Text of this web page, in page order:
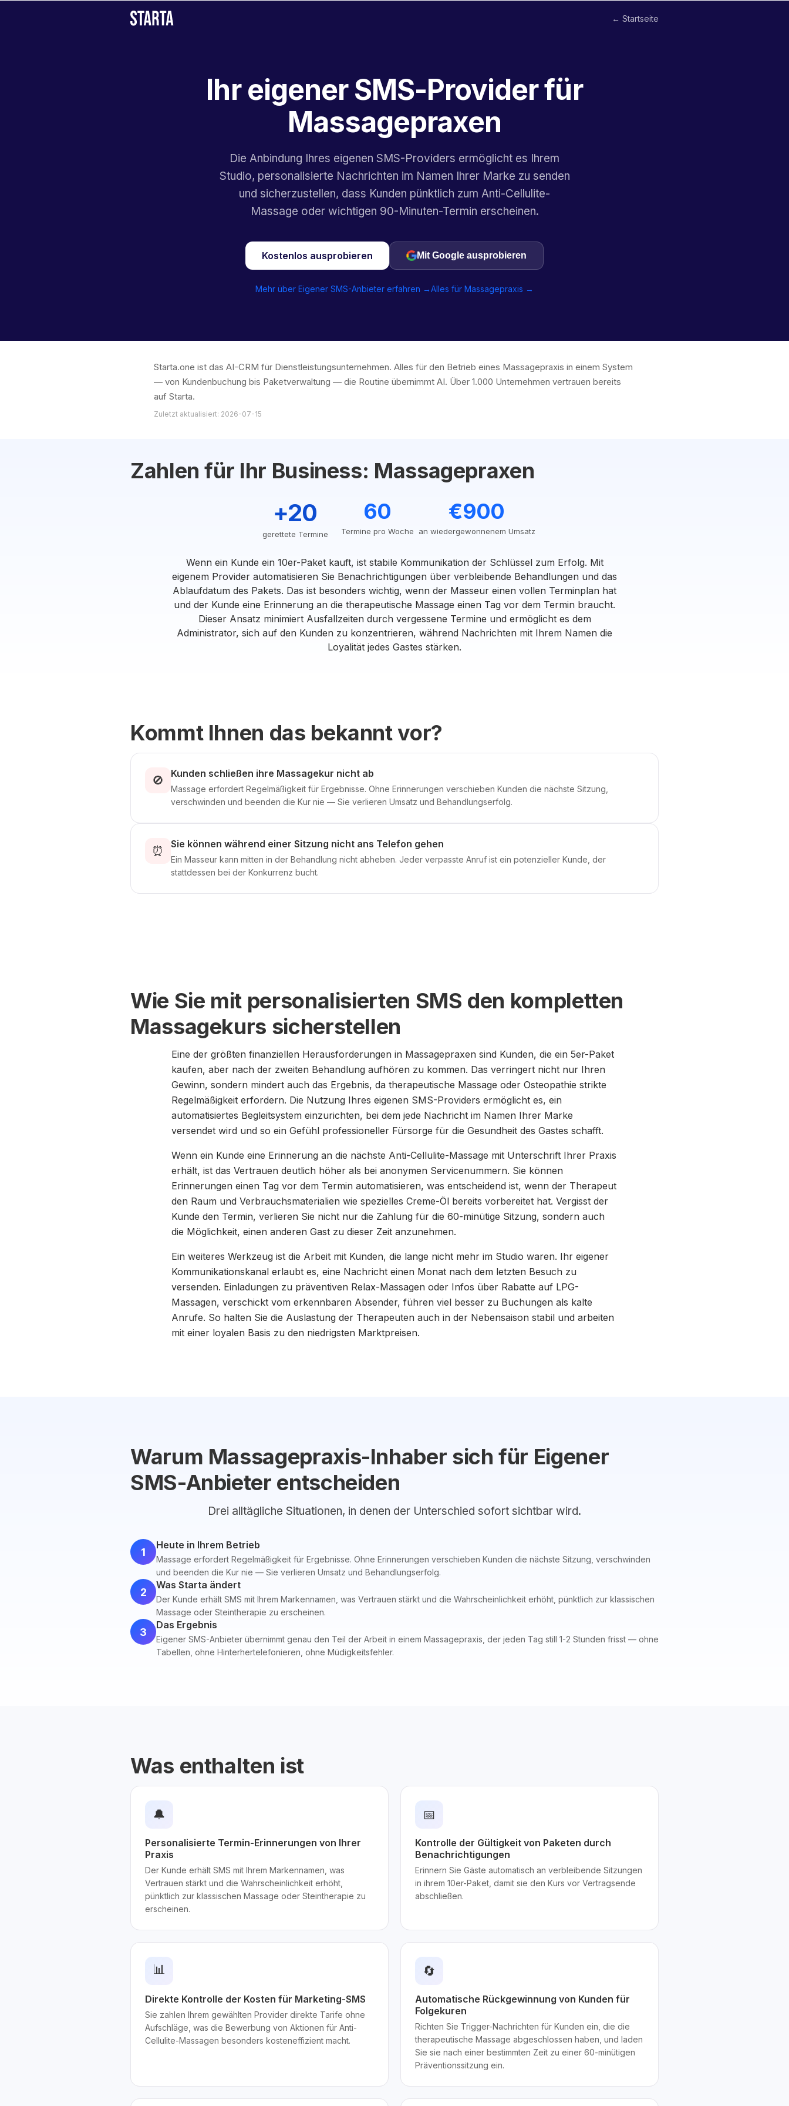
← Startseite
Ihr eigener SMS-Provider für
Massagepraxen
Die Anbindung Ihres eigenen SMS-Providers ermöglicht es Ihrem
Studio, personalisierte Nachrichten im Namen Ihrer Marke zu senden
und sicherzustellen, dass Kunden pünktlich zum Anti-Cellulite-
Massage oder wichtigen 90-Minuten-Termin erscheinen.
Kostenlos ausprobieren Mit Google ausprobieren
Mehr über Eigener SMS-Anbieter erfahren →Alles für Massagepraxis →
Starta.one ist das AI-CRM für Dienstleistungsunternehmen. Alles für den Betrieb eines Massagepraxis in einem System
— von Kundenbuchung bis Paketverwaltung — die Routine übernimmt AI. Über 1.000 Unternehmen vertrauen bereits
auf Starta.
Zuletzt aktualisiert: 2026-07-15
Zahlen für Ihr Business: Massagepraxen
+20
gerettete Termine
60
Termine pro Woche
€900
an wiedergewonnenem Umsatz
Wenn ein Kunde ein 10er-Paket kauft, ist stabile Kommunikation der Schlüssel zum Erfolg. Mit
eigenem Provider automatisieren Sie Benachrichtigungen über verbleibende Behandlungen und das
Ablaufdatum des Pakets. Das ist besonders wichtig, wenn der Masseur einen vollen Terminplan hat
und der Kunde eine Erinnerung an die therapeutische Massage einen Tag vor dem Termin braucht.
Dieser Ansatz minimiert Ausfallzeiten durch vergessene Termine und ermöglicht es dem
Administrator, sich auf den Kunden zu konzentrieren, während Nachrichten mit Ihrem Namen die
Loyalität jedes Gastes stärken.
Kommt Ihnen das bekannt vor?
🚫 Kunden schließen ihre Massagekur nicht ab
Massage erfordert Regelmäßigkeit für Ergebnisse. Ohne Erinnerungen verschieben Kunden die nächste Sitzung,
verschwinden und beenden die Kur nie — Sie verlieren Umsatz und Behandlungserfolg.
⏰ Sie können während einer Sitzung nicht ans Telefon gehen
Ein Masseur kann mitten in der Behandlung nicht abheben. Jeder verpasste Anruf ist ein potenzieller Kunde, der
stattdessen bei der Konkurrenz bucht.
Wie Sie mit personalisierten SMS den kompletten
Massagekurs sicherstellen
Eine der größten finanziellen Herausforderungen in Massagepraxen sind Kunden, die ein 5er-Paket
kaufen, aber nach der zweiten Behandlung aufhören zu kommen. Das verringert nicht nur Ihren
Gewinn, sondern mindert auch das Ergebnis, da therapeutische Massage oder Osteopathie strikte
Regelmäßigkeit erfordern. Die Nutzung Ihres eigenen SMS-Providers ermöglicht es, ein
automatisiertes Begleitsystem einzurichten, bei dem jede Nachricht im Namen Ihrer Marke
versendet wird und so ein Gefühl professioneller Fürsorge für die Gesundheit des Gastes schafft.
Wenn ein Kunde eine Erinnerung an die nächste Anti-Cellulite-Massage mit Unterschrift Ihrer Praxis
erhält, ist das Vertrauen deutlich höher als bei anonymen Servicenummern. Sie können
Erinnerungen einen Tag vor dem Termin automatisieren, was entscheidend ist, wenn der Therapeut
den Raum und Verbrauchsmaterialien wie spezielles Creme-Öl bereits vorbereitet hat. Vergisst der
Kunde den Termin, verlieren Sie nicht nur die Zahlung für die 60-minütige Sitzung, sondern auch
die Möglichkeit, einen anderen Gast zu dieser Zeit anzunehmen.
Ein weiteres Werkzeug ist die Arbeit mit Kunden, die lange nicht mehr im Studio waren. Ihr eigener
Kommunikationskanal erlaubt es, eine Nachricht einen Monat nach dem letzten Besuch zu
versenden. Einladungen zu präventiven Relax-Massagen oder Infos über Rabatte auf LPG-
Massagen, verschickt vom erkennbaren Absender, führen viel besser zu Buchungen als kalte
Anrufe. So halten Sie die Auslastung der Therapeuten auch in der Nebensaison stabil und arbeiten
mit einer loyalen Basis zu den niedrigsten Marktpreisen.
Warum Massagepraxis-Inhaber sich für Eigener
SMS-Anbieter entscheiden
Drei alltägliche Situationen, in denen der Unterschied sofort sichtbar wird.
1
Heute in Ihrem Betrieb
Massage erfordert Regelmäßigkeit für Ergebnisse. Ohne Erinnerungen verschieben Kunden die nächste Sitzung, verschwinden
und beenden die Kur nie — Sie verlieren Umsatz und Behandlungserfolg.
2
Was Starta ändert
Der Kunde erhält SMS mit Ihrem Markennamen, was Vertrauen stärkt und die Wahrscheinlichkeit erhöht, pünktlich zur klassischen
Massage oder Steintherapie zu erscheinen.
3
Das Ergebnis
Eigener SMS-Anbieter übernimmt genau den Teil der Arbeit in einem Massagepraxis, der jeden Tag still 1-2 Stunden frisst — ohne
Tabellen, ohne Hinterhertelefonieren, ohne Müdigkeitsfehler.
Was enthalten ist
🔔
Personalisierte Termin-Erinnerungen von Ihrer
Praxis
Der Kunde erhält SMS mit Ihrem Markennamen, was
Vertrauen stärkt und die Wahrscheinlichkeit erhöht,
pünktlich zur klassischen Massage oder Steintherapie zu
erscheinen.
📅
Kontrolle der Gültigkeit von Paketen durch
Benachrichtigungen
Erinnern Sie Gäste automatisch an verbleibende Sitzungen
in ihrem 10er-Paket, damit sie den Kurs vor Vertragsende
abschließen.
📊
Direkte Kontrolle der Kosten für Marketing-SMS
Sie zahlen Ihrem gewählten Provider direkte Tarife ohne
Aufschläge, was die Bewerbung von Aktionen für Anti-
Cellulite-Massagen besonders kosteneffizient macht.
🔄
Automatische Rückgewinnung von Kunden für
Folgekuren
Richten Sie Trigger-Nachrichten für Kunden ein, die die
therapeutische Massage abgeschlossen haben, und laden
Sie sie nach einer bestimmten Zeit zu einer 60-minütigen
Präventionssitzung ein.